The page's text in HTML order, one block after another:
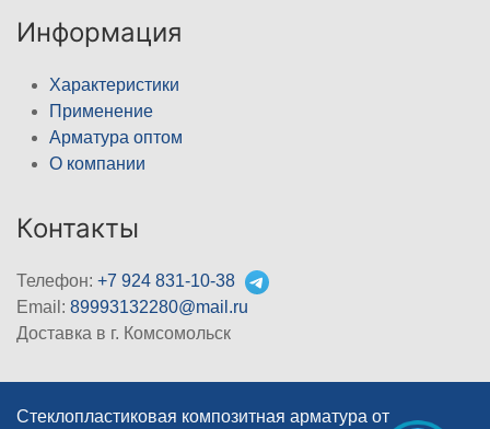
Информация
Характеристики
Применение
Арматура оптом
О компании
Контакты
Телефон: +7 924 831-10-38
Email: 89993132280@mail.ru
Доставка в г. Комсомольск
Стеклопластиковая композитная арматура от